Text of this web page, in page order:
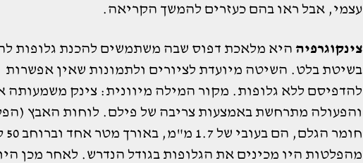
עצמי, אבל ראו בהם כעזרים להמשך הקריאה.
צינקוגרפיה היא מלאכת דפוס שבה משתמשים להכנת גלופות
בשיטת בלט. השיטה מיועדת לציורים ולתמונות שאין אפשרות
להדפיסם ללא גלופות. מקור המילה מיוונית: צינק משמעותה
והפעולה מתרחשת באמצעות צריבה של פילם. לוחות האבץ
מהפלטות היו מכינים את הגלופות בגודל הנדרש. לאחר מכן